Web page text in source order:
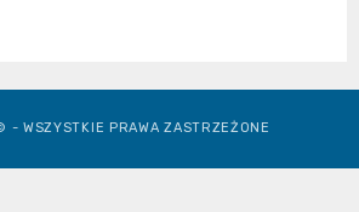
- WSZYSTKIE PRAWA ZASTRZEŻONE